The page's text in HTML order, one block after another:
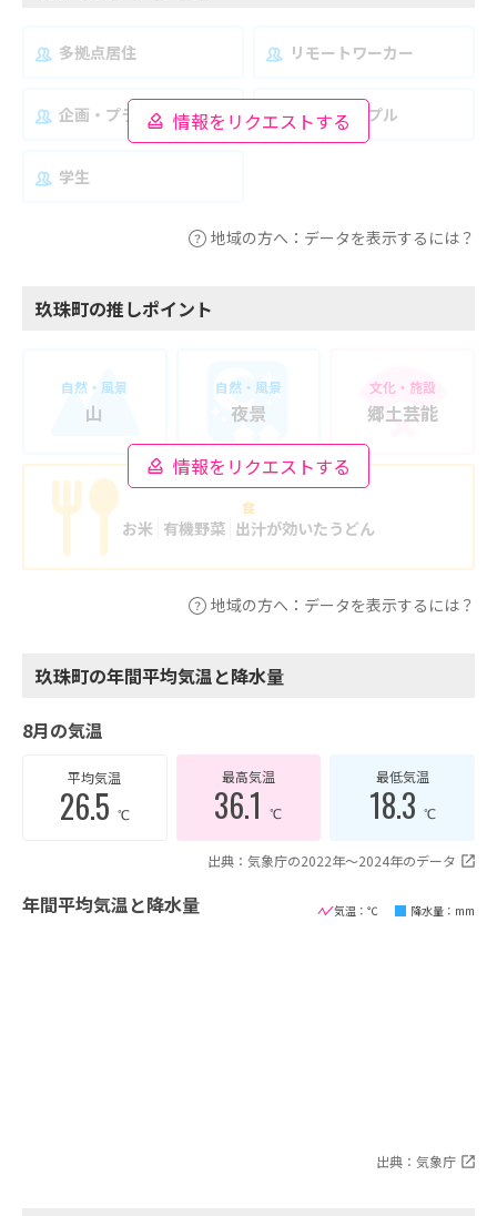
情報をリクエストする
多拠点居住 リモートワーカー
企画・プランナー 夫婦・カップル
学生
地域の方へ：データを表示するには？
玖珠町の推しポイント
情報をリクエストする
自然・風景
山
自然・風景
夜景
文化・施設
郷土芸能
食
お米 有機野菜 出汁が効いたうどん
地域の方へ：データを表示するには？
玖珠町の年間平均気温と降水量
8月の気温
平均気温
26.5 ℃
最高気温
36.1℃
最低気温
18.3 ℃
出典：気象庁の2022年〜2024年のデータ
年間平均気温と降水量 気温：℃ 降水量：mm
出典：気象庁